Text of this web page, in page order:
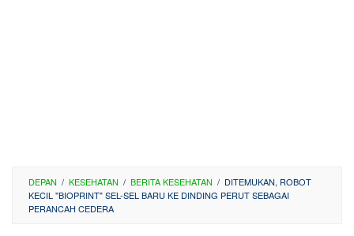
DEPAN / KESEHATAN / BERITA KESEHATAN / DITEMUKAN, ROBOT
KECIL "BIOPRINT" SEL-SEL BARU KE DINDING PERUT SEBAGAI
PERANCAH CEDERA